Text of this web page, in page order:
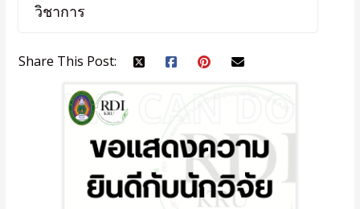
วิชาการ
Share This Post: